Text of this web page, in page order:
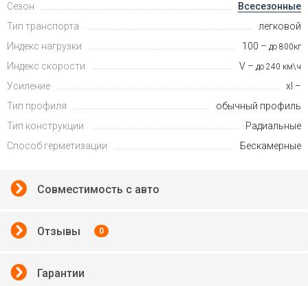
Сезон
Всесезонные
Тип транспорта
легковой
Индекс нагрузки
100 – до 800кг
Индекс скорости V – до 240 км\ч
Усиление
xl –
Тип профиля
обычный профиль
Тип конструкции
Радиальные
Способ герметизации
Бескамерные
Совместимость с авто
Отзывы 0
Гарантии